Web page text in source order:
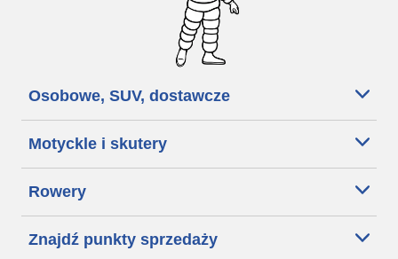
Osobowe, SUV, dostawcze
Motyckle i skutery
Rowery
Znajdź punkty sprzedaży